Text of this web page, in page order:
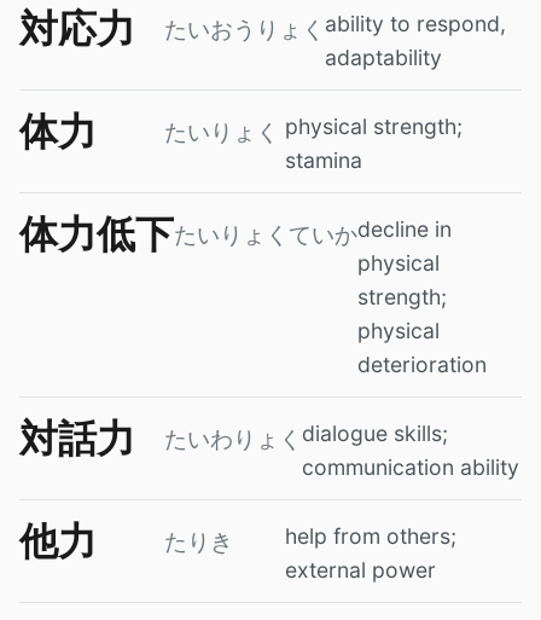
対応力 たいおうりょく ability to respond,
adaptability
体力 たいりょく
physical strength;
stamina
体力低下たいりょくていかdecline in
physical
strength;
physical
deterioration
対話力 たいわりょく dialogue skills;
communication ability
他力 たりき
help from others;
external power